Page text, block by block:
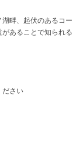
畔、起伏のあるコー
あることで知られる
ださい